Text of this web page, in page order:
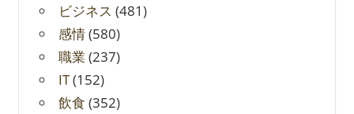
ビジネス (481)
感情(580)
職業 (237)
IT(152)
飲食 (352)